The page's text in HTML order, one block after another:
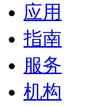
应用
指南
服务
机构